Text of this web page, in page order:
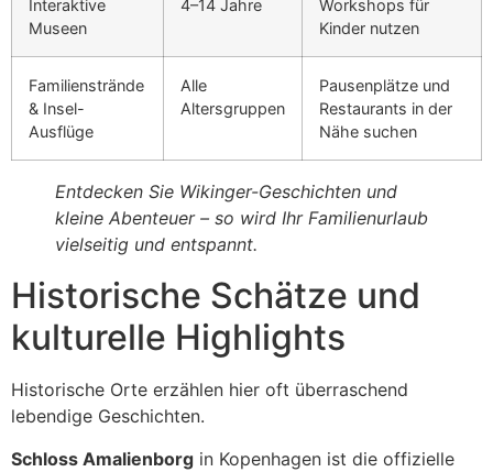
Interaktive
Museen
4–14 Jahre
Workshops für
Kinder nutzen
Familienstrände
& Insel-
Ausflüge
Alle
Altersgruppen
Pausenplätze und
Restaurants in der
Nähe suchen
Entdecken Sie Wikinger-Geschichten und
kleine Abenteuer – so wird Ihr Familienurlaub
vielseitig und entspannt.
Historische Schätze und
kulturelle Highlights
Historische Orte erzählen hier oft überraschend
lebendige Geschichten.
Schloss Amalienborg in Kopenhagen ist die offizielle